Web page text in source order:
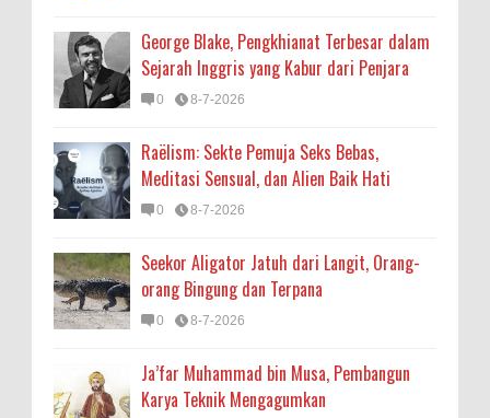
George Blake, Pengkhianat Terbesar dalam
Sejarah Inggris yang Kabur dari Penjara
0 8-7-2026
Raëlism: Sekte Pemuja Seks Bebas,
Meditasi Sensual, dan Alien Baik Hati
0 8-7-2026
Seekor Aligator Jatuh dari Langit, Orang-
orang Bingung dan Terpana
0 8-7-2026
Ja’far Muhammad bin Musa, Pembangun
Karya Teknik Mengagumkan